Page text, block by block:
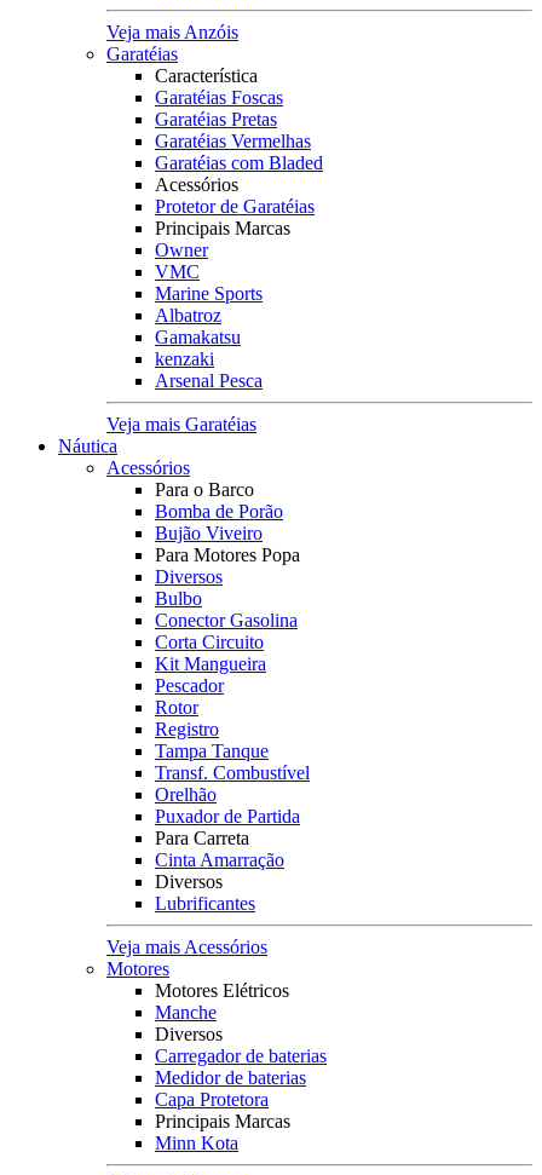
Veja mais Anzóis
Garatéias
Característica
Garatéias Foscas
Garatéias Pretas
Garatéias Vermelhas
Garatéias com Bladed
Acessórios
Protetor de Garatéias
Principais Marcas
Owner
VMC
Marine Sports
Albatroz
Gamakatsu
kenzaki
Arsenal Pesca
Veja mais Garatéias
Náutica
Acessórios
Para o Barco
Bomba de Porão
Bujão Viveiro
Para Motores Popa
Diversos
Bulbo
Conector Gasolina
Corta Circuito
Kit Mangueira
Pescador
Rotor
Registro
Tampa Tanque
Transf. Combustível
Orelhão
Puxador de Partida
Para Carreta
Cinta Amarração
Diversos
Lubrificantes
Veja mais Acessórios
Motores
Motores Elétricos
Manche
Diversos
Carregador de baterias
Medidor de baterias
Capa Protetora
Principais Marcas
Minn Kota